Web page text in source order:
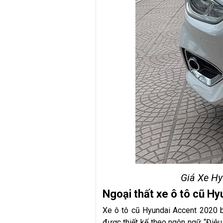
Giá Xe
Ngoại thất xe ô tô cũ
Xe ô tô cũ Hyundai Accent 2020